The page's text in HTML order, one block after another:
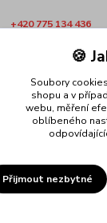
+420 775 134 436
🍪
Soubory
shopu a v
webu, měření
oblíbeného
Přijmout nezbytné